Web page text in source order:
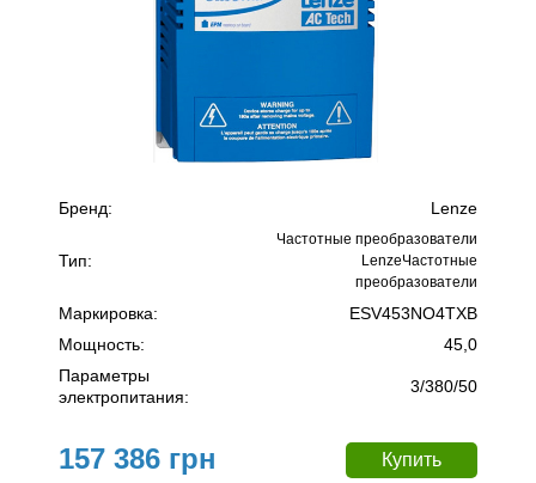
Бренд: Lenze
Тип:
Частотные преобразователи
LenzeЧастотные
преобразователи
Маркировка:
ESV453NO4TXB
Мощность:
45,0
Параметры
электропитания:
3/380/50
157 386 грн